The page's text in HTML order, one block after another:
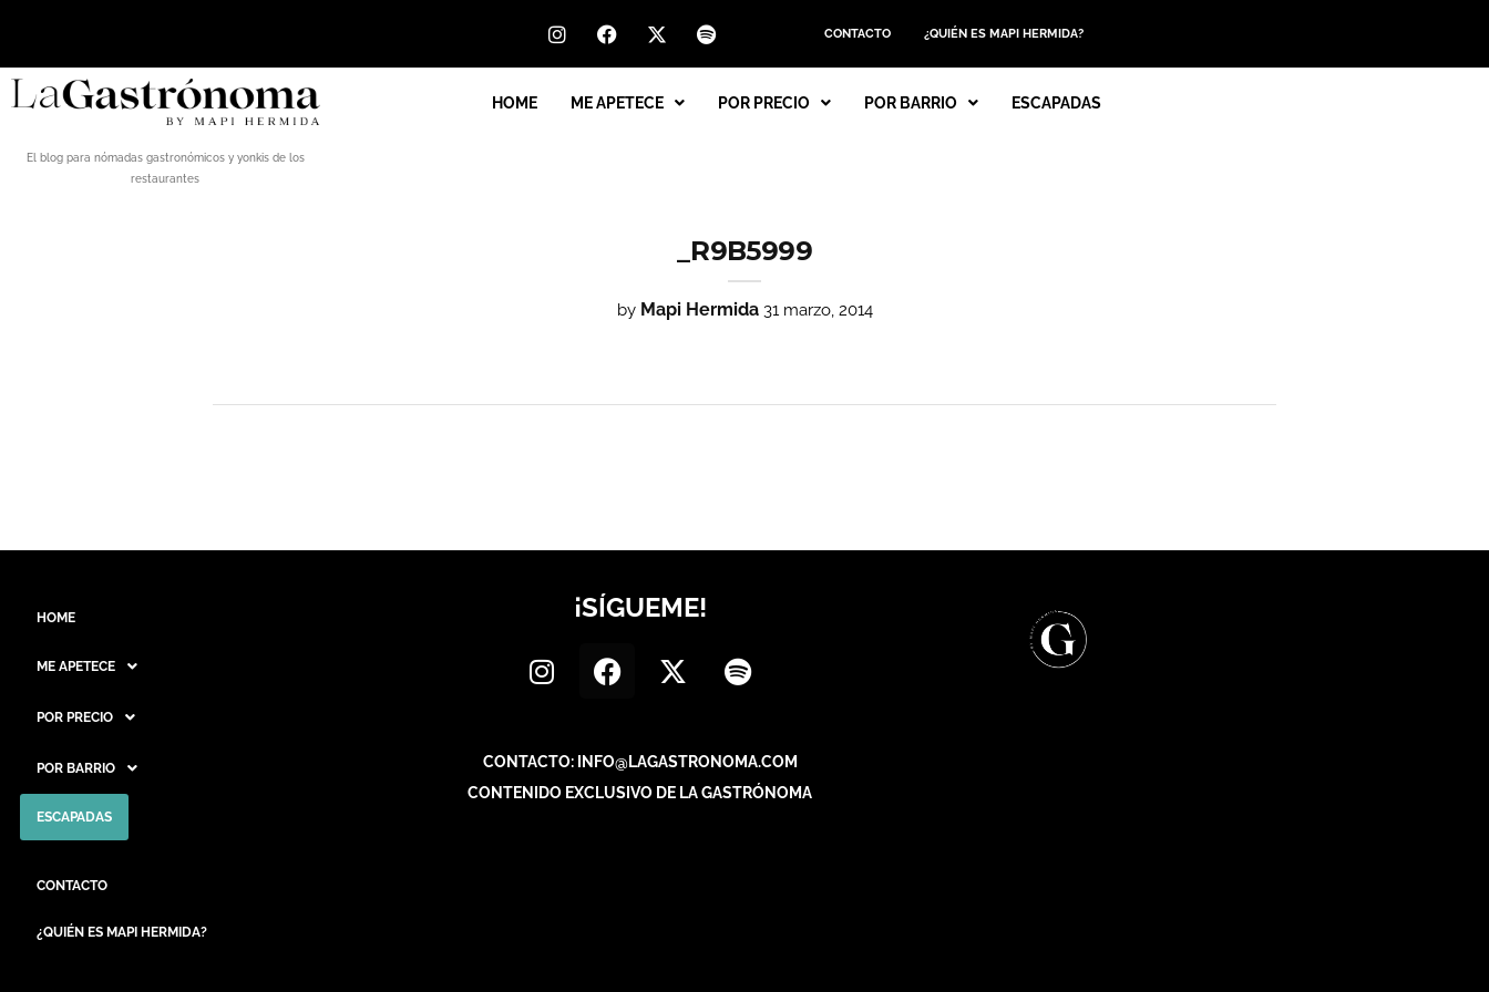
CONTACTO ¿QUIÉN ES MAPI HERMIDA?
El blog para nómadas gastronómicos y yonkis de los
restaurantes
HOME ME APETECE POR PRECIO POR BARRIO ESCAPADAS
_R9B5999
by Mapi Hermida 31 marzo, 2014
HOME
ME APETECE
POR PRECIO
POR BARRIO
ESCAPADAS
CONTACTO
¿QUIÉN ES MAPI HERMIDA?
¡SÍGUEME!
CONTACTO: INFO@LAGASTRONOMA.COM
CONTENIDO EXCLUSIVO DE LA GASTRÓNOMA